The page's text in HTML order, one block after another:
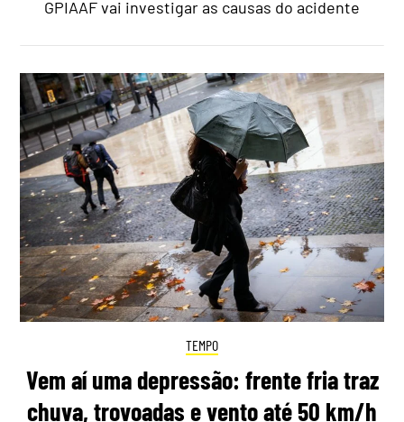
GPIAAF vai investigar as causas do acidente
TEMPO
Vem aí uma depressão: frente fria traz
chuva, trovoadas e vento até 50 km/h